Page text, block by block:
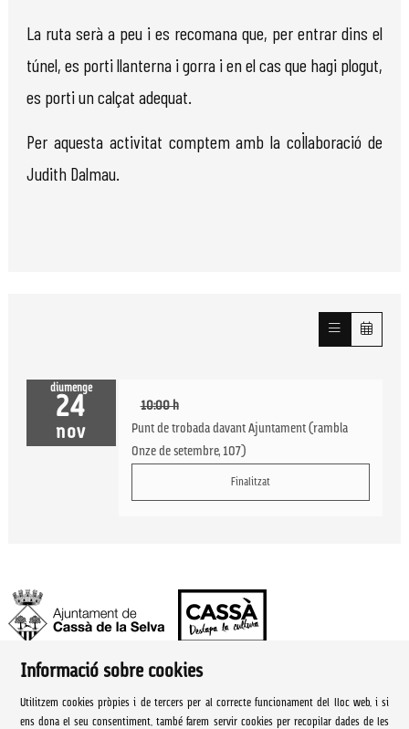
La ruta serà a peu i es recomana que, per entrar dins el
túnel, es porti llanterna i gorra i en el cas que hagi plogut,
es porti un calçat adequat.
Per aquesta activitat comptem amb la col·laboració de
Judith Dalmau.
diumenge
24
nov
10:00 h
Punt de trobada davant Ajuntament (rambla
Onze de setembre, 107)
Finalitzat
Ajuntament de Cassà de la Selva | Àrea de cultura
Rambla Onze de Setembre, 107
Informació sobre cookies
Utilitzem cookies pròpies i de tercers per al correcte funcionament del lloc web, i si
ens dona el seu consentiment, també farem servir cookies per recopilar dades de les